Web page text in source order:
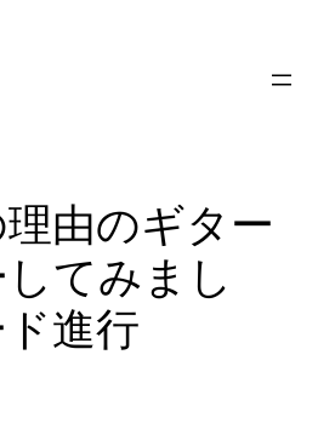
由のギター
てみまし
進行